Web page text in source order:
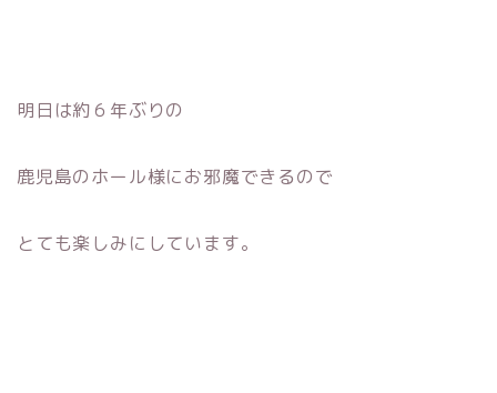
明日は約６年ぶりの
鹿児島のホール様にお邪魔できるので
とても楽しみにしています。